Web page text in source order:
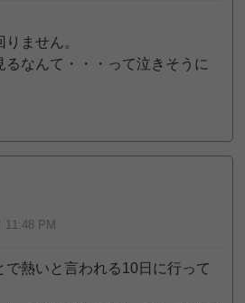
ません。
るなんて・・・って泣きそうに
11:48 PM
で熱いと言われる10日に行って